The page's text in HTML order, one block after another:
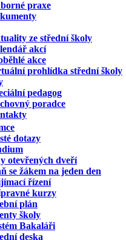
praxe
ze střední školy
akcí
akce
prohlídka střední školy
pedagog
poradce
dotazy
otevřených dveří
se žákem na jeden den
řízení
kurzy
plán
školy
Bakaláři
deska